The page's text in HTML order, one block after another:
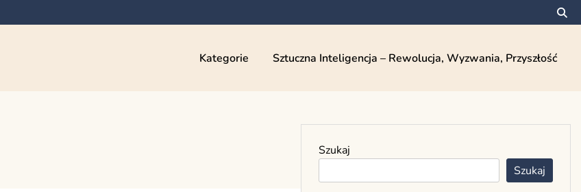
Kategorie Sztuczna Inteligencja – Rewolucja, Wyzwania, Przyszłość
Szukaj
Szukaj